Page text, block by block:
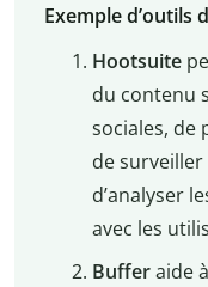
Exemple d’outils
Hootsuite
du contenu
sociales, de
de
d’analyser
avec les
Bufferaide